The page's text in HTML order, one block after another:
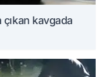
kavgada